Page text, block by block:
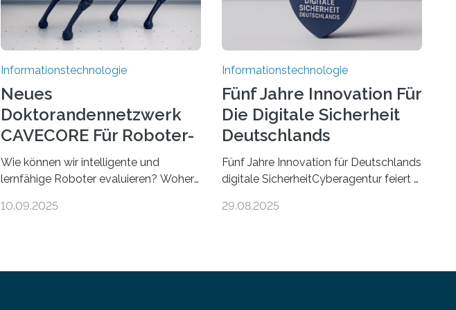
Informationstechnologie
Neues
Doktorandennetzwerk
CAVECORE Für Roboter-
Evaluierung
Wie können wir intelligente und
lernfähige Roboter evaluieren? Woher
in dem, was sie tun? Mit diesen Fragen
10.09.2025
Informationstechnologie
Fünf Jahre Innovation Für
Die Digitale Sicherheit
Deutschlands
Fünf Jahre Innovation für Deutschlands
digitale SicherheitCyberagentur feiert 5.
Wissenschaft und Wirtschaft würdigen
29.08.2025